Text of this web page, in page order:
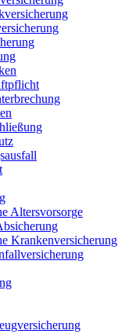
Altersvorsorge
Krankenversicherung